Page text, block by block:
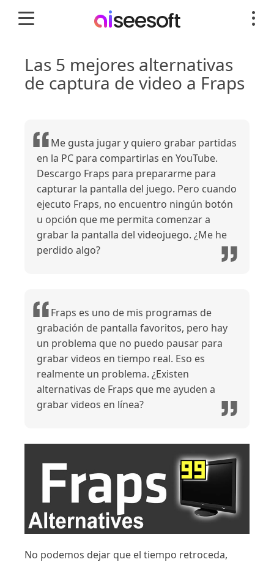
Las 5 mejores alternativas
de captura de video a Fraps
Me gusta jugar y quiero grabar partidas
en la PC para compartirlas en YouTube.
Descargo Fraps para prepararme para
capturar la pantalla del juego. Pero cuando
ejecuto Fraps, no encuentro ningún botón
u opción que me permita comenzar a
grabar la pantalla del videojuego. ¿Me he
perdido algo?
Fraps es uno de mis programas de
grabación de pantalla favoritos, pero hay
un problema que no puedo pausar para
grabar videos en tiempo real. Eso es
realmente un problema. ¿Existen
alternativas de Fraps que me ayuden a
grabar videos en línea?
No podemos dejar que el tiempo retroceda,